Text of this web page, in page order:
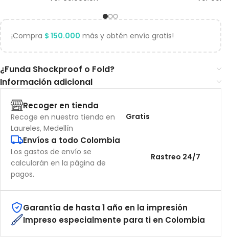
¡Compra $ 150.000 más y obtén envío gratis!
¿Funda Shockproof o Fold?
Información adicional
Recoger en tienda
Recoge en nuestra tienda en
Laureles, Medellín
Gratis
Envíos a todo Colombia
Los gastos de envío se
calcularán en la página de
pagos.
Rastreo 24/7
Garantía de hasta 1 año en la impresión
Impreso especialmente para ti en Colombia